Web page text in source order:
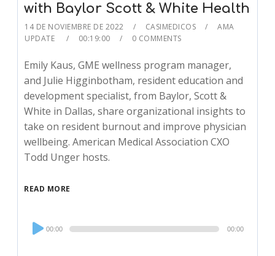
with Baylor Scott & White Health
14 DE NOVIEMBRE DE 2022 CASIMEDICOS
AMA
UPDATE
00:19:00 0 COMMENTS
Emily Kaus, GME wellness program manager,
and Julie Higginbotham, resident education and
development specialist, from Baylor, Scott &
White in Dallas, share organizational insights to
take on resident burnout and improve physician
wellbeing. American Medical Association CXO
Todd Unger hosts.
READ MORE
Audio
Player
00:00 00:00